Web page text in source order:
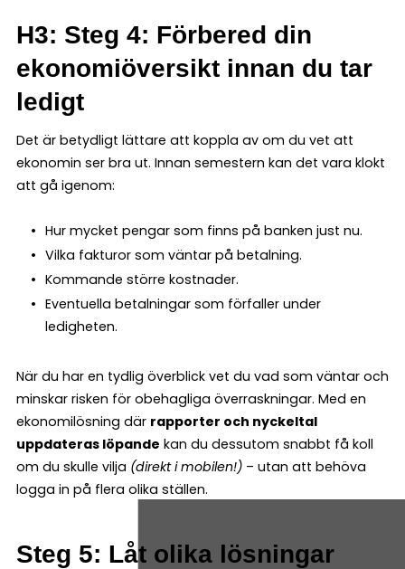
H3: Steg 4: Förbered din
ekonomiöversikt innan du tar
ledigt
Det är betydligt lättare att koppla av om du vet att
ekonomin ser bra ut. Innan semestern kan det vara klokt
att gå igenom:
Hur mycket pengar som finns på banken just nu.
Vilka fakturor som väntar på betalning.
Kommande större kostnader.
Eventuella betalningar som förfaller under
ledigheten.
När du har en tydlig överblick vet du vad som väntar och
minskar risken för obehagliga överraskningar. Med en
ekonomilösning där rapporter och nyckeltal
uppdateras löpande kan du dessutom snabbt få koll
om du skulle vilja (direkt i mobilen!) – utan att behöva
logga in på flera olika ställen.
Steg 5: Låt olika lösningar